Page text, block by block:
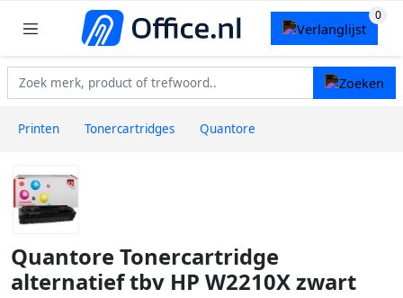
Printen Tonercartridges Quantore
Quantore Tonercartridge
alternatief tbv HP W2210X zwart